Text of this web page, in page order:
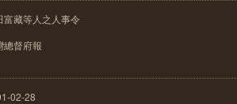
富藏等人之人事令
總督府報
02-28